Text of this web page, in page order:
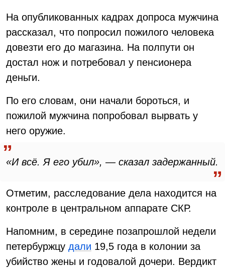
На опубликованных кадрах допроса мужчина
рассказал, что попросил пожилого человека
довезти его до магазина. На полпути он
достал нож и потребовал у пенсионера
деньги.
По его словам, они начали бороться, и
пожилой мужчина попробовал вырвать у
него оружие.
«И всё. Я его убил», — сказал задержанный.
Отметим, расследование дела находится на
контроле в центральном аппарате СКР.
Напомним, в середине позапрошлой недели
петербуржцу дали 19,5 года в колонии за
убийство жены и годовалой дочери. Вердикт